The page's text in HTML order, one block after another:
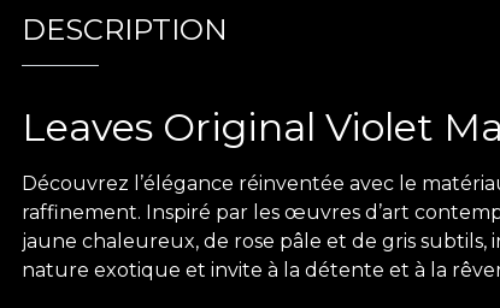
DESCRIPTION
Leaves Original Violet
Découvrez l’élégance réinventée avec le
raffinement. Inspiré par les œuvres d’art
jaune chaleureux, de rose pâle et de gris
nature exotique et invite à la détente et à la